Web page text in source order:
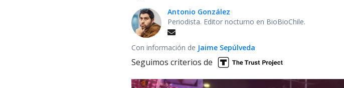
Antonio González
Periodista. Editor nocturno en BioBioChile.
Con información de Jaime Sepúlveda
Seguimos criterios de